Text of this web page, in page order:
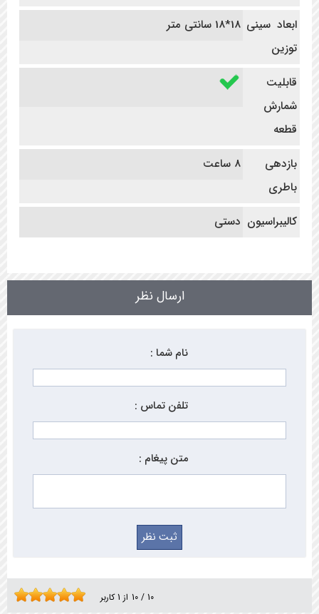
ابعاد سینی
توزین
18*18 سانتی متر
قابلیت
شمارش
قطعه
بازدهی
باطری
8 ساعت
کالیبراسیون دستی
ارسال نظر
نام شما :
تلفن تماس :
متن پیغام :
10 / 10 از 1کاربر